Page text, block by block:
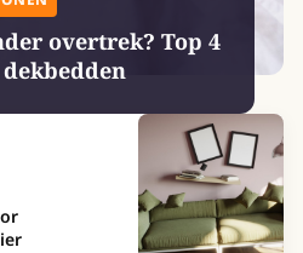
overtrek? Top 4